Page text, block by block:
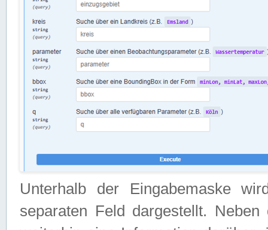
Unterhalb der Eingabemaske
separaten Feld dargestellt.